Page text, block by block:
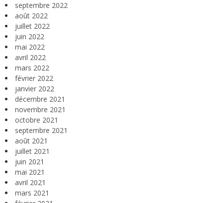
septembre 2022
août 2022
juillet 2022
juin 2022
mai 2022
avril 2022
mars 2022
février 2022
janvier 2022
décembre 2021
novembre 2021
octobre 2021
septembre 2021
août 2021
juillet 2021
juin 2021
mai 2021
avril 2021
mars 2021